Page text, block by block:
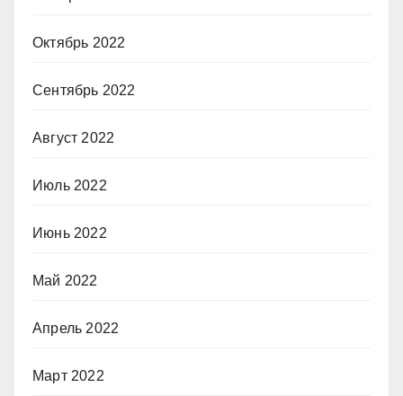
Октябрь 2022
Сентябрь 2022
Август 2022
Июль 2022
Июнь 2022
Май 2022
Апрель 2022
Март 2022